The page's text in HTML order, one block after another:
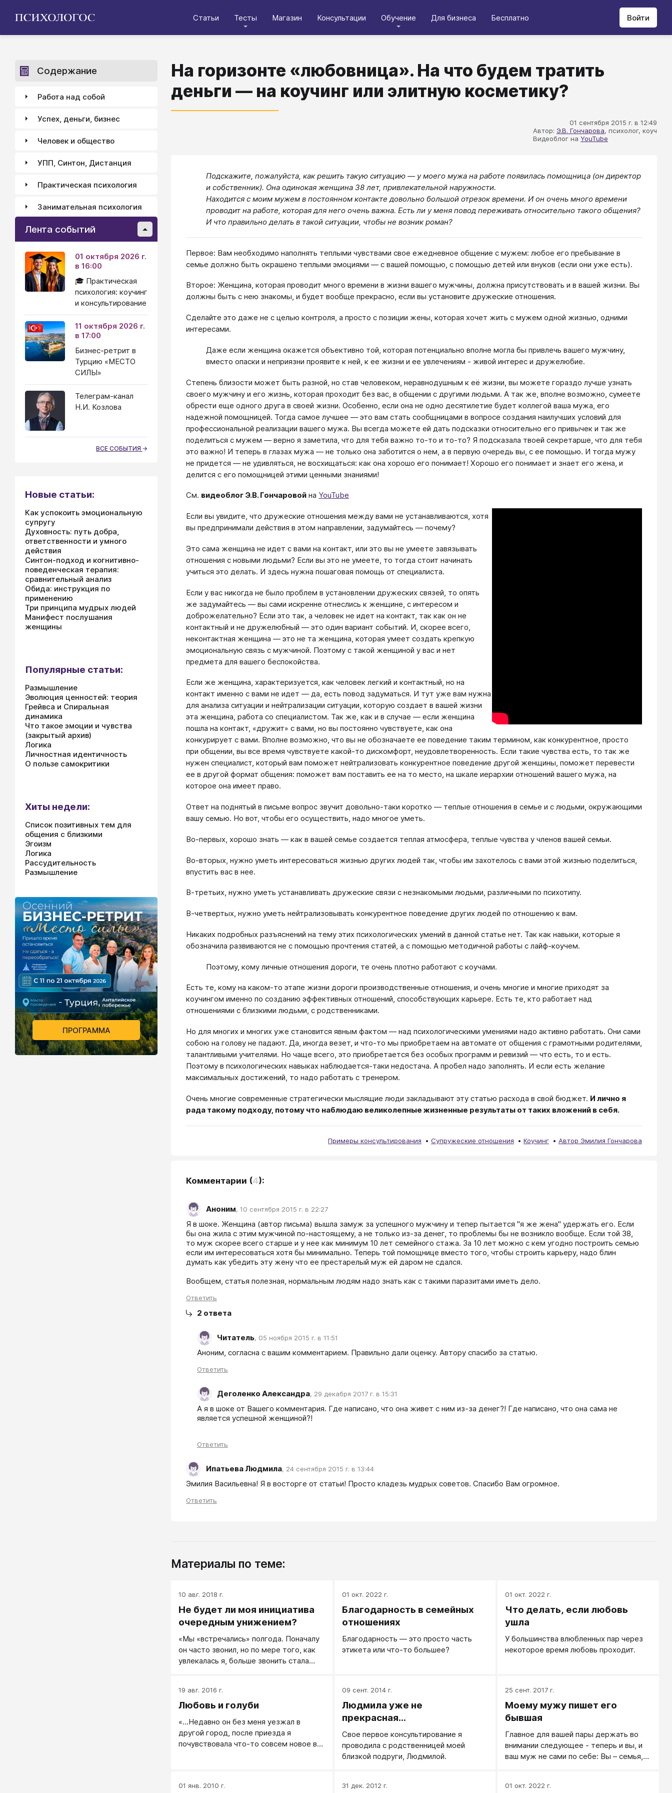
Статьи Тесты Магазин Консультации Обучение Для бизнеса Бесплатно Войти
На горизонте «любовница». На что будем тратить
деньги — на коучинг или элитную косметику?
01 сентября 2015 г. в 12:49
Автор: Э.В. Гончарова, психолог, коуч
Видеоблог на YouTube
Подскажите, пожалуйста, как решить такую ситуацию — у моего мужа на работе появилась помощница (он директор
и собственник). Она одинокая женщина 38 лет, привлекательной наружности.
​Находится с моим мужем в постоянном контакте довольно большой отрезок времени. И он очень много времени
проводит на работе, которая для него очень важна. Есть ли у меня повод переживать относительно такого общения?
И что правильно делать в такой ситуации, чтобы не возник роман?
Первое: Вам необходимо наполнять теплыми чувствами свое ежедневное общение с мужем: любое его пребывание в
семье должно быть окрашено теплыми эмоциями — с вашей помощью, с помощью детей или внуков (если они уже есть).
Второе: Женщина, которая проводит много времени в жизни вашего мужчины, должна присутствовать и в вашей жизни. Вы
должны быть с нею знакомы, и будет вообще прекрасно, если вы установите дружеские отношения.
Сделайте это даже не с целью контроля, а просто с позиции жены, которая хочет жить с мужем одной жизнью, одними
интересами.
Даже если женщина окажется объективно той, которая потенциально вполне могла бы привлечь вашего мужчину,
вместо опаски и неприязни проявите к ней, к ее жизни и ее увлечениям - живой интерес и дружелюбие.
Степень близости может быть разной, но став человеком, неравнодушным к её жизни, вы можете гораздо лучше узнать
своего мужчину и его жизнь, которая проходит без вас, в общении с другими людьми. А так же, вполне возможно, сумеете
обрести еще одного друга в своей жизни. Особенно, если она не одно десятилетие будет коллегой ваша мужа, его
надежной помощницей. Тогда самое лучшее — это вам стать сообщницами в вопросе создания наилучших условий для
профессиональной реализации вашего мужа. Вы всегда можете ей дать подсказки относительно его привычек и так же
поделиться с мужем — верно я заметила, что для тебя важно то-то и то-то? Я подсказала твоей секретарше, что для тебя
это важно! И теперь в глазах мужа — не только она заботится о нем, а в первую очередь вы, с ее помощью. И тогда мужу
не придется — не удивляться, не восхищаться: как она хорошо его понимает! Хорошо его понимает и знает его жена, и
делится с его помощницей этими ценными знаниями!
См. видеоблог Э.В. Гончаровой на YouTube
Если вы увидите, что дружеские отношения между вами не устанавливаются, хотя
вы предпринимали действия в этом направлении, задумайтесь — почему?
Это сама женщина не идет с вами на контакт, или это вы не умеете завязывать
отношения с новыми людьми? Если вы это не умеете, то тогда стоит начинать
учиться это делать. И здесь нужна пошаговая помощь от специалиста.
Если у вас никогда не было проблем в установлении дружеских связей, то опять
же задумайтесь — вы сами искренне отнеслись к женщине, с интересом и
доброжелательно? Если это так, а человек не идет на контакт, так как он не
контактный и не дружелюбный — это один вариант событий. И, скорее всего,
неконтактная женщина — это не та женщина, которая умеет создать крепкую
эмоциональную связь с мужчиной. Поэтому с такой женщиной у вас и нет
предмета для вашего беспокойства.
Если же женщина, характеризуется, как человек легкий и контактный, но на
контакт именно с вами не идет — да, есть повод задуматься. И тут уже вам нужна
для анализа ситуации и нейтрализации ситуации, которую создает в вашей жизни
эта женщина, работа со специалистом. Так же, как и в случае — если женщина
пошла на контакт, «дружит» с вами, но вы постоянно чувствуете, как она
конкурирует с вами. Вполне возможно, что вы не обозначаете ее поведение таким термином, как конкурентное, просто
при общении, вы все время чувствуете какой-то дискомфорт, неудовлетворенность. Если такие чувства есть, то так же
нужен специалист, который вам поможет нейтрализовать конкурентное поведение другой женщины, поможет перевести
ее в другой формат общения: поможет вам поставить ее на то место, на шкале иерархии отношений вашего мужа, на
которое она имеет право.
Ответ на поднятый в письме вопрос звучит довольно-таки коротко — теплые отношения в семье и с людьми, окружающими
вашу семью. Но вот, чтобы его осуществить, надо многое уметь.
Во-первых, хорошо знать — как в вашей семье создается теплая атмосфера, теплые чувства у членов вашей семьи.
Во-вторых, нужно уметь интересоваться жизнью других людей так, чтобы им захотелось с вами этой жизнью поделиться,
впустить вас в нее.
В-третьих, нужно уметь устанавливать дружеские связи с незнакомыми людьми, различными по психотипу.
В-четвертых, нужно уметь нейтрализовывать конкурентное поведение других людей по отношению к вам.
Никаких подробных разъяснений на тему этих психологических умений в данной статье нет. Так как навыки, которые я
обозначила развиваются не с помощью прочтения статей, а с помощью методичной работы с лайф-коучем.
Поэтому, кому личные отношения дороги, те очень плотно работают с коучами.
Есть те, кому на каком-то этапе жизни дороги производственные отношения, и очень многие и многие приходят за
коучингом именно по созданию эффективных отношений, способствующих карьере. Есть те, кто работает над
отношениями с близкими людьми, с родственниками.
Но для многих и многих уже становится явным фактом — над психологическими умениями надо активно работать. Они сами
собою на голову не падают. Да, иногда везет, и что-то мы приобретаем на автомате от общения с грамотными родителями,
талантливыми учителями. Но чаще всего, это приобретается без особых программ и ревизий — что есть, то и есть.
Поэтому в психологических навыках наблюдается-таки недостача. А пробел надо заполнять. И если есть желание
максимальных достижений, то надо работать с тренером.
Очень многие современные стратегически мыслящие люди закладывают эту статью расхода в свой бюджет. И лично я
рада такому подходу, потому что наблюдаю великолепные жизненные результаты от таких вложений в себя.
Примеры консультирования Супружеские отношения Коучинг Автор Эмилия Гончарова
Комментарии (4):
Аноним, 10 сентября 2015 г. в 22:27
Я в шоке. Женщина (автор письма) вышла замуж за успешного мужчину и тепер пытается "я же жена" удержать его. Если
бы она жила с этим мужчиной по-настоящему, а не только из-за денег, то проблемы бы не возникло вообще. Если той 38,
то муж скорее всего старше и у нее как минимум 10 лет семейного стажа. За 10 лет можно с кем угодно построить семью
если им интересоваться хотя бы минимально. Теперь той помощнице вместо того, чтобы строить карьеру, надо блин
думать как убедить эту жену что ее престарелый муж ей даром не сдался.
Вообщем, статья полезная, нормальным людям надо знать как с такими паразитами иметь дело.
Ответить
2 ответа
Читатель, 05 ноября 2015 г. в 11:51
Аноним, согласна с вашим комментарием. Правильно дали оценку. Автору спасибо за статью.
Ответить
Деголенко Александра, 29 декабря 2017 г. в 15:31
А я в шоке от Вашего комментария. Где написано, что она живет с ним из-за денег?! Где написано, что она сама не
является успешной женщиной?!
Ответить
Ипатьева Людмила, 24 сентября 2015 г. в 13:44
Эмилия Васильевна! Я в восторге от статьи! Просто кладезь мудрых советов. Спасибо Вам огромное.
Ответить
Материалы по теме:
10 авг. 2018 г.
Не будет ли моя инициатива
очередным унижением?
«Мы «встречались» полгода. Поначалу
он часто звонил, но по мере того, как
увлекалась я, больше звонить стала
01 окт. 2022 г.
Благодарность в семейных
отношениях
Благодарность — это просто часть
этикета или что-то большее?
01 окт. 2022 г.
Что делать, если любовь
ушла
У большинства влюбленных пар через
некоторое время любовь проходит.
19 авг. 2016 г.
Любовь и голуби
«...Недавно он без меня уезжал в
другой город, после приезда я
почувствовала что-то совсем новое в
разойтись...»
09 сент. 2014 г.
Людмила уже не
прекрасная...
Свое первое консультирование я
проводила с родственницей моей
близкой подруги, Людмилой.
25 сент. 2017 г.
Моему мужу пишет его
бывшая
Главное для вашей пары держать во
внимании следующее - теперь и вы, и
ваш муж не сами по себе: Вы – семья,
всего не от себя одного, а от вас
01 янв. 2010 г. 31 дек. 2012 г. 01 окт. 2022 г.
Содержание
Работа над собой
Успех, деньги, бизнес
Человек и общество
УПП, Синтон, Дистанция
Практическая психология
Занимательная психология
Лента событий
01 октября 2026 г.
в 16:00
🎓 Практическая
психология: коучинг
и консультирование
11 октября 2026 г.
в 17:00
Бизнес-ретрит в
Турцию «МЕСТО
СИЛЫ»
Телеграм-канал
Н.И. Козлова
ВСЕ СОБЫТИЯ
Новые статьи:
Как успокоить эмоциональную
супругу
Духовность: путь добра,
ответственности и умного
действия
Синтон-подход и когнитивно-
поведенческая терапия:
сравнительный анализ
Обида: инструкция по
применению
Три принципа мудрых людей
Манифест послушания
женщины
Популярные статьи:
Размышление
Эволюция ценностей: теория
Грейвса и Спиральная
динамика
Что такое эмоции и чувства
(закрытый архив)
Логика
Личностная идентичность
О пользе самокритики
Хиты недели:
Список позитивных тем для
общения с близкими
Эгоизм
Логика
Рассудительность
Размышление
ПРОГРАММА